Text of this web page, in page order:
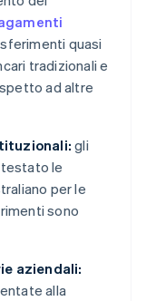
quasi
tradizionali e
ad altre
gli
le
per le
sono
aziendali:
alla